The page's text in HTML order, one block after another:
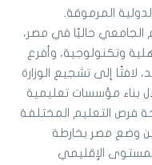
المرموقة.
الجامعي حاليًا في مصر،
وتكنولوجية، وأفرع
لافتًا إلى تشجيع الوزارة
بناء مؤسسات تعليمية
فرص التعليم المختلفة
وضع مصر بخارطة
الإقليمي